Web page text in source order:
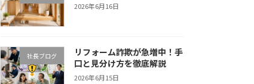
2026年6月16日
社長ブログ
リフォーム詐欺が急増中！手
口と見分け方を徹底解説
2026年6月15日